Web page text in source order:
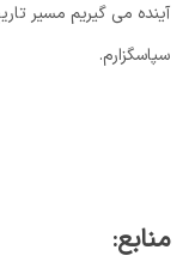
آینده می گیریم مسیر
سپاسگزارم.
منابع: